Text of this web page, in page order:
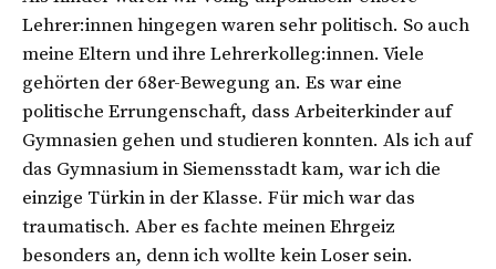
Lehrer:innen hingegen waren sehr politisch. So auch
meine Eltern und ihre Lehrerkolleg:innen. Viele
gehörten der 68er-Bewegung an. Es war eine
politische Errungenschaft, dass Arbeiterkinder auf
Gymnasien gehen und studieren konnten. Als ich auf
das Gymnasium in Siemensstadt kam, war ich die
einzige Türkin in der Klasse. Für mich war das
traumatisch. Aber es fachte meinen Ehrgeiz
besonders an, denn ich wollte kein Loser sein.